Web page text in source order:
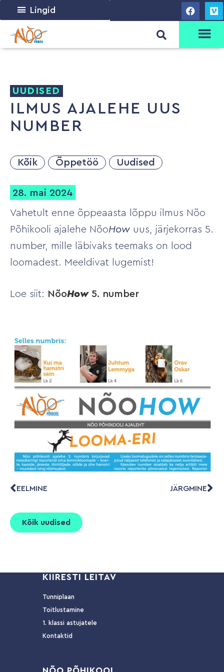
Lingid
UUDISED
ILMUS AJALEHE UUS
NUMBER
Kõik Õppetöö Uudised
28. mai 2024
Vahetult enne õppeaasta lõppu ilmus Nõo
Põhikooli ajalehe NõoHow uus, järjekorras 5.
number, mille läbivaks teemaks on lood
loomadest. Meeldivat lugemist!
Loe siit: NõoHow5. number
EELMINE JÄRGMINE
Kõik uudised
KIIRESTI LEITAV
Tunniplaan
Toitlustamine
1. klassi astujatele
Kontaktid